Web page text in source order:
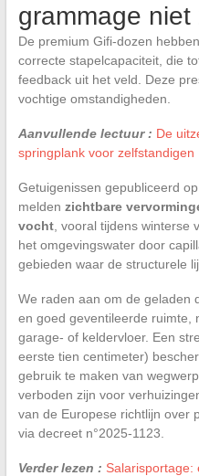
grammage niet
De premium Gifi-dozen
correcte stapelcapaciteit, die
feedback uit het veld. Deze
vochtige omstandigheden.
Aanvullende lectuur : De
springplank voor zelfstandigen
Getuigenissen gepubliceerd
melden zichtbare
vocht, vooral tijdens winterse
het omgevingswater door
gebieden waar de structurele
We raden aan om de geladen
en goed geventileerde ruimte,
garage- of keldervloer. Een
eerste tien centimeter)
gebruik te maken van
verboden zijn voor
van de Europese richtlijn over
via decreet n°2025-1123.
Verder lezen : Salarisportage: